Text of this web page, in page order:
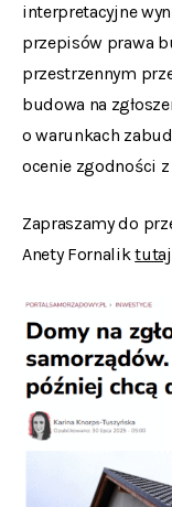
interpretacyjne
przepisów prawa
przestrzennym
budowa na
o warunkach
ocenie zgodności
Zapraszamy do
Anety Fornaliktutaj